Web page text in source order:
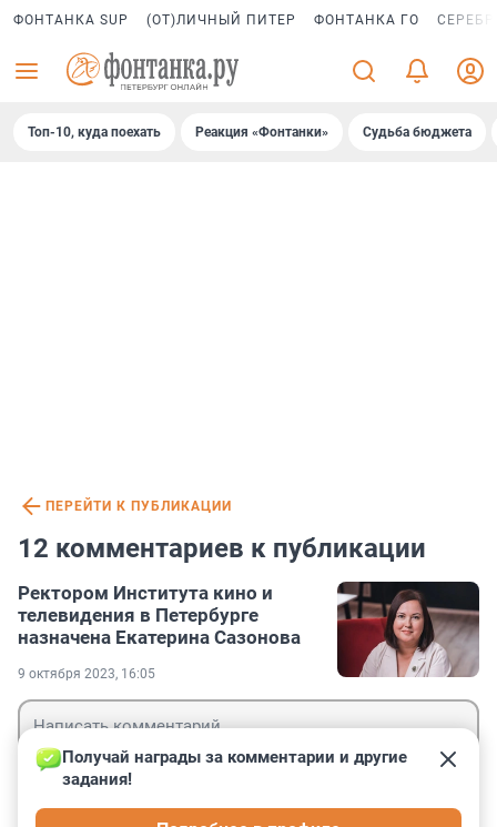
ФОНТАНКА SUP (ОТ)ЛИЧНЫЙ ПИТЕР ФОНТАНКА ГО
Топ-10, куда поехать Реакция «Фонтанки» Судьба бюджета
ПЕРЕЙТИ К ПУБЛИКАЦИИ
12 комментариев к публикации
Ректором Института кино и
телевидения в Петербурге
назначена Екатерина Сазонова
9 октября 2023, 16:05
Получай награды за комментарии и другие
задания!